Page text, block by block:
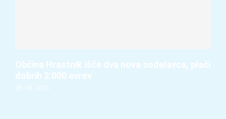
Občina Hrastnik išče dva nova sodelavca, plači
dobrih 2.000 evrov
05. 08. 2026